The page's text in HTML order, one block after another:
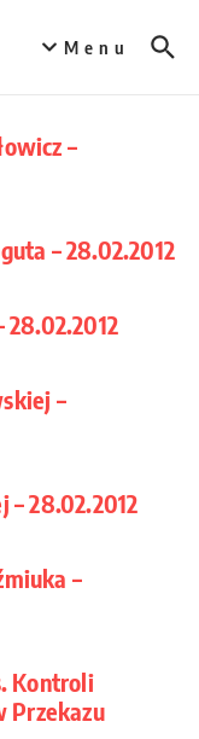
Menu
–
– 28.02.2012
–
– 28.02.2012
–
Kontroli
Przekazu